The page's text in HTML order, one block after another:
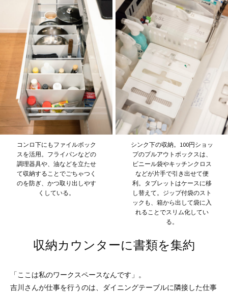
コンロ下にもファイルボック
スを活用。フライパンなどの
調理器具や、油などを立たせ
て収納することでごちゃつく
のを防ぎ、かつ取り出しやす
くしている。
シンク下の収納。100円ショッ
プのプルアウトボックスは、
ビニール袋やキッチンクロス
などが片手で引き出せて便
利。タブレットはケースに移
し替えて。ジップ付袋のスト
ックも、箱から出して袋に入
れることでスリム化してい
る。
収納カウンターに書類を集約
「ここは私のワークスペースなんです」。
吉川さんが仕事を行うのは、ダイニングテーブルに隣接した仕事